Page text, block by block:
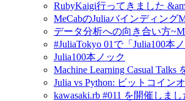
RubyKaigi行ってきました
MeCabのJuliaバインディング
データ分析への向き合い方
#JuliaTokyo 01で「Julia100本
Julia100本ノック
Machine Learning Casual
Julia vs Python: ビットコイ
kawasaki.rb #011 を開催しま